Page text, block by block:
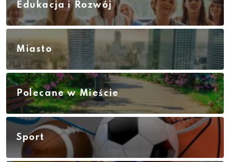
Edukacja i Rozwój
Miasto
Polecane w Mieście
Sport